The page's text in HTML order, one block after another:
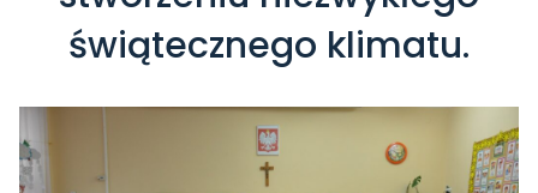
świątecznego klimatu.